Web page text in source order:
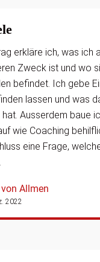
erkläre ich, was ich
Zweck ist und wo
befindet. Ich gebe
lassen und was
Ausserdem baue
wie Coaching
eine Frage,
Allmen
2022